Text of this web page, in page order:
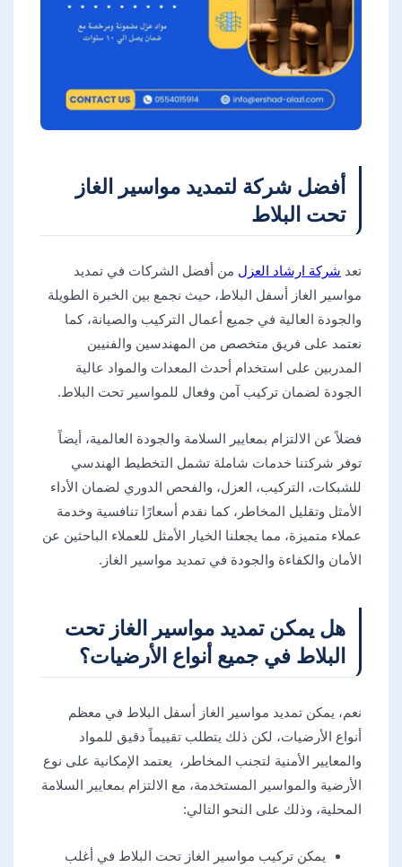
أفضل شركة لتمديد مواسير الغاز
تحت البلاط
تعد شركة ارشاد العزل من أفضل الشركات في تمديد
مواسير الغاز أسفل البلاط، حيث نجمع بين الخبرة الطويلة
والجودة العالية في جميع أعمال التركيب والصيانة، كما
نعتمد على فريق متخصص من المهندسين والفنيين
المدربين على استخدام أحدث المعدات والمواد عالية
الجودة لضمان تركيب آمن وفعال للمواسير تحت البلاط.
فضلاً عن الالتزام بمعايير السلامة والجودة العالمية، أيضاً
توفر شركتنا خدمات شاملة تشمل التخطيط الهندسي
للشبكات، التركيب، العزل، والفحص الدوري لضمان الأداء
الأمثل وتقليل المخاطر، كما نقدم أسعارًا تنافسية وخدمة
عملاء متميزة، مما يجعلنا الخيار الأمثل للعملاء الباحثين عن
الأمان والكفاءة والجودة في تمديد مواسير الغاز.
هل يمكن تمديد مواسير الغاز تحت
البلاط في جميع أنواع الأرضيات؟
نعم، يمكن تمديد مواسير الغاز أسفل البلاط في معظم
أنواع الأرضيات، لكن ذلك يتطلب تقييماً دقيق للمواد
والمعايير الأمنية لتجنب المخاطر، يعتمد الإمكانية على نوع
الأرضية والمواسير المستخدمة، مع الالتزام بمعايير السلامة
المحلية، وذلك على النحو التالي:
يمكن تركيب مواسير الغاز تحت البلاط في أغلب